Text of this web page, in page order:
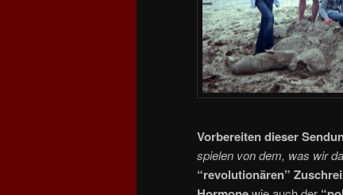
Vorbereiten dieser
spielen von dem, was wir
“revolutionären”